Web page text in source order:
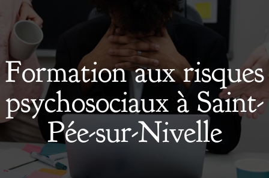
Formation aux risques
psychosociaux à Saint-
Pée-sur-Nivelle